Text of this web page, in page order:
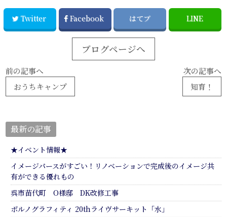
Twitter Facebook はてブ LINE
ブログページへ
前の記事へ
おうちキャンプ
次の記事へ
知育！
最新の記事
★イベント情報★
イメージパースがすごい！リノベーションで完成後のイメージ共
有ができる優れもの
呉市苗代町 O様邸 DK改修工事
ポルノグラフィティ 20thライヴサーキット「水」